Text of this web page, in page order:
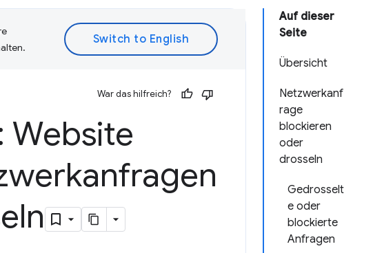
Auf dieser
Seite
Übersicht
Netzwerkanf
rage
blockieren
oder
drosseln
Gedrosselt
e oder
blockierte
Anfragen
War das hilfreich?